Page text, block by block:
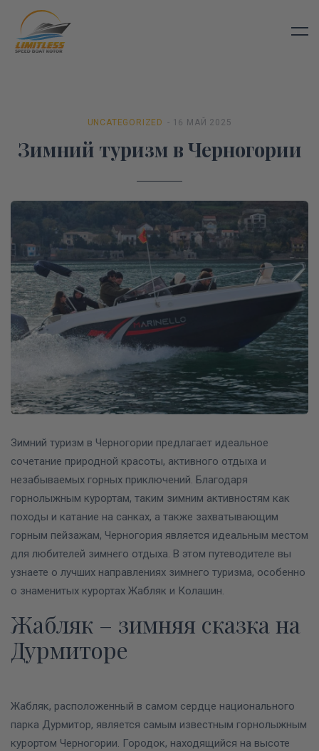
UNCATEGORIZED - 16 МАЙ 2025
Зимний туризм в Черногории
Зимний туризм в Черногории предлагает идеальное
сочетание природной красоты, активного отдыха и
незабываемых горных приключений. Благодаря
горнолыжным курортам, таким зимним активностям как
походы и катание на санках, а также захватывающим
горным пейзажам, Черногория является идеальным местом
для любителей зимнего отдыха. В этом путеводителе вы
узнаете о лучших направлениях зимнего туризма, особенно
о знаменитых курортах Жабляк и Колашин.
Жабляк – зимняя сказка на
Дурмиторе
Жабляк, расположенный в самом сердце национального
парка Дурмитор, является самым известным горнолыжным
курортом Черногории. Городок, находящийся на высоте